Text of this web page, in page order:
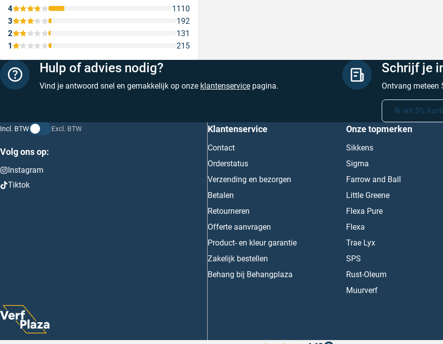
1 215
2 131
3 192
4 1110
Hulp of advies nodig?
Vind je antwoord snel en gemakkelijk op onze klantenservice pagina.
Schrijf je
Ontvang meteen
Ik wil 5%
Incl. BTW Excl. BTW
Volg ons op:
Instagram
Tiktok
Klantenservice
Contact
Orderstatus
Verzending en bezorgen
Betalen
Retourneren
Offerte aanvragen
Product- en kleur garantie
Zakelijk bestellen
Behang bij Behangplaza
Onze topmerken
Sikkens
Sigma
Farrow and Ball
Little Greene
Flexa Pure
Flexa
Trae Lyx
SPS
Rust-Oleum
Muurverf